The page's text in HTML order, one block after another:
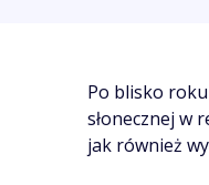
Po blisko
słonecznej w
jak również